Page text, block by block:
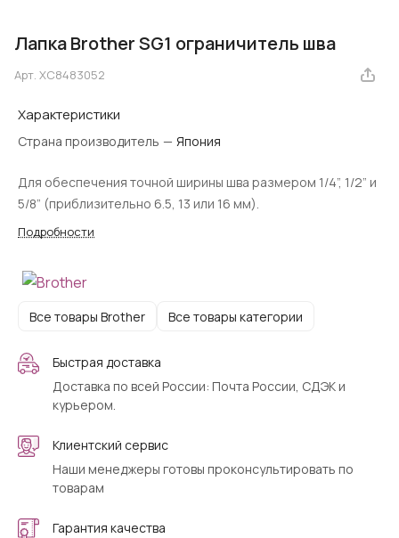
Лапка Brother SG1 ограничитель шва
Арт. XC8483052
Характеристики
Страна производитель — Япония
Для обеспечения точной ширины шва размером 1/4”, 1/2” и
5/8” (приблизительно 6.5, 13 или 16 мм).
Подробности
Все товары Brother Все товары категории
Быстрая доставка
Доставка по всей России: Почта России, СДЭК и
курьером.
Клиентский сервис
Наши менеджеры готовы проконсультировать по
товарам
Гарантия качества